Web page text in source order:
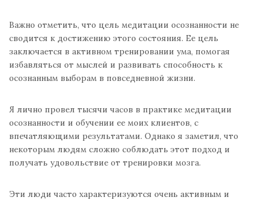
Важно отметить, что цель медитации осознанности не
сводится к достижению этого состояния. Ее цель
заключается в активном тренировании ума, помогая
избавляться от мыслей и развивать способность к
осознанным выборам в повседневной жизни.
Я лично провел тысячи часов в практике медитации
осознанности и обучении ее моих клиентов, с
впечатляющими результатами. Однако я заметил, что
некоторым людям сложно соблюдать этот подход и
получать удовольствие от тренировки мозга.
Эти люди часто характеризуются очень активным и